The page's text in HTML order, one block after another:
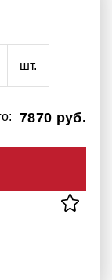
шт.
7870 руб.